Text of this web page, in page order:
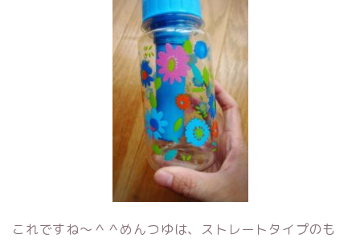
これですね～＾＾めんつゆは、ストレートタイプのも